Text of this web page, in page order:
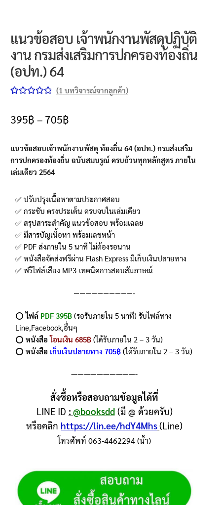
แนวข้อสอบ เจ้าพนักงานพัสดุปฏิบัติ
งาน กรมส่งเสริมการปกครองท้องถิ่น
(อปท.) 64
คะแนนเต็ม
คะแนนของ
ลูกค้า
(1 บทวิจารณ์จากลูกค้า)
395฿ – 705฿
แนวข้อสอบเจ้าพนักงานพัสดุ ท้องถิ่น 64 (อปท.) กรมส่งเสริม
การปกครองท้องถิ่น ฉบับสมบรูณ์ ครบถ้วนทุกหลักสูตร ภายใน
เล่มเดียว 2564
✅ ปรับปรุงเนื้อหาตามประกาศสอบ
✅ กระชับ ตรงประเด็น ครบจบในเล่มเดียว
✅ สรุปสาระสำคัญ แนวข้อสอบ พร้อมเฉลย
✅ มีสารบัญเนื้อหา พร้อมเลขหน้า
✅ PDF ส่งภายใน 5 นาที ไม่ต้องรอนาน
✅ หนังสือจัดส่งฟรีผ่าน Flash Express มีเก็บเงินปลายทาง
✅ ฟรีไฟล์เสียง MP3 เทคนิคการสอบสัมภาษณ์
——————————-
⭕️ไฟล์ PDF 395฿ (รอรับภายใน 5 นาที) รับไฟล์ทาง
Line,Facebook,อื่นๆ
⭕️หนังสือโอนเงิน 685฿ (ได้รับภายใน 2 – 3 วัน)
⭕️หนังสือ เก็บเงินปลายทาง 705฿ (ได้รับภายใน 2 – 3 วัน)
——————————-
สั่งซื้อหรือสอบถามข้อมูลได้ที่
LINE ID : @booksdd(มี @ ด้วยครับ)
หรือคลิก https://lin.ee/hdY4Mhs(Line)
โทรศัพท์ 063-4462294 (น้ำ)